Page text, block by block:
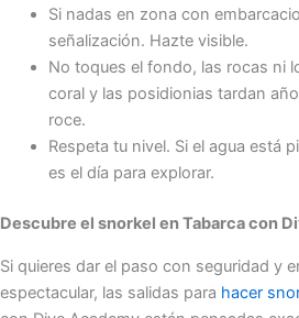
Si nadas en zona con
señalización. Hazte visible.
No toques el fondo, las rocas ni
coral y las posidionias tardan
roce.
Respeta tu nivel. Si el agua está
es el día para explorar.
Descubre el snorkel en Tabarca con
Si quieres dar el paso con seguridad y
espectacular, las salidas para hacer